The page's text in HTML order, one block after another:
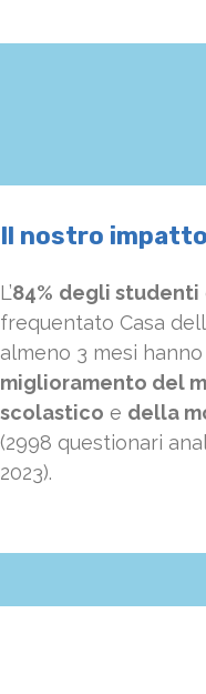
Il nostro impatto
L’84% degli studenti
frequentato Casa
almeno 3 mesi
miglioramento del
scolastico e della
(2998 questionari
2023).